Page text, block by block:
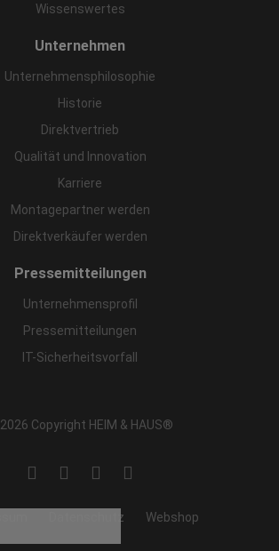
Wissenswertes
Unternehmen
Unternehmensphilosophie
Historie
Direktvertrieb
Qualität und Innovation
Karriere
Montagepartner werden
Direktverkäufer werden
Pressemitteilungen
Unternehmensprofil
Pressemitteilungen
IT-Sicherheitsvorfall
Copyright HEIM & HAUS®
Datenschutz Webshop